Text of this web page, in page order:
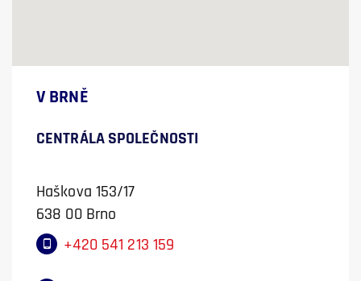
V BRNĚ
CENTRÁLA SPOLEČNOSTI
Haškova 153/17
638 00 Brno
+420 541 213 159